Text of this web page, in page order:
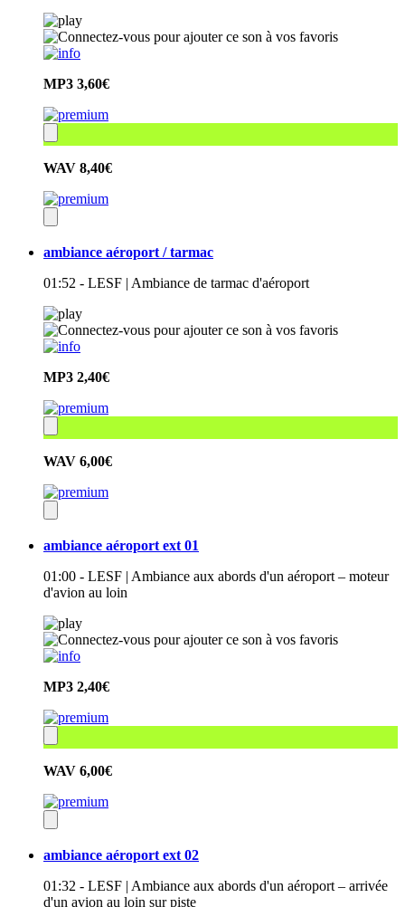
MP3 3,60€
WAV 8,40€
ambiance aéroport / tarmac
01:52 - LESF | Ambiance de tarmac d'aéroport
MP3 2,40€
WAV 6,00€
ambiance aéroport ext 01
01:00 - LESF | Ambiance aux abords d'un aéroport – moteur
d'avion au loin
MP3 2,40€
WAV 6,00€
ambiance aéroport ext 02
01:32 - LESF | Ambiance aux abords d'un aéroport – arrivée
d'un avion au loin sur piste